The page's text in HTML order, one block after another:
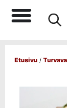
Etusivu /